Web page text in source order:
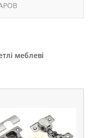
меблеві